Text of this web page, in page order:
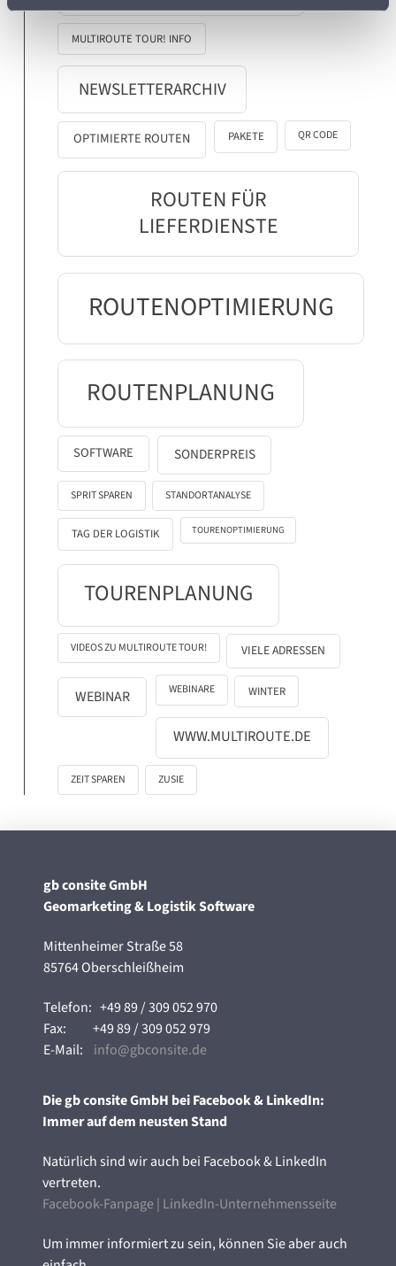
MULTIROUTE TOUR! INFO
NEWSLETTERARCHIV
OPTIMIERTE ROUTEN PAKETE QR CODE
ROUTEN FÜR
LIEFERDIENSTE
ROUTENOPTIMIERUNG
ROUTENPLANUNG
SOFTWARE SONDERPREIS
SPRIT SPAREN STANDORTANALYSE
TAG DER LOGISTIK TOURENOPTIMIERUNG
TOURENPLANUNG
VIDEOS ZU MULTIROUTE TOUR! VIELE ADRESSEN
WEBINAR WEBINARE WINTER
WWW.MULTIROUTE.DE
ZEIT SPAREN ZUSIE
gb consite GmbH
Geomarketing & Logistik Software
Mittenheimer Straße 58
85764 Oberschleißheim
Telefon:+49 89 / 309 052 970
Fax:+49 89 / 309 052 979
E-Mail: info@gbconsite.de
Die gb consite GmbH bei Facebook & LinkedIn:
Immer auf dem neusten Stand
Natürlich sind wir auch bei Facebook & LinkedIn
vertreten.
Facebook-Fanpage| LinkedIn-Unternehmensseite
Um immer informiert zu sein, können Sie aber auch